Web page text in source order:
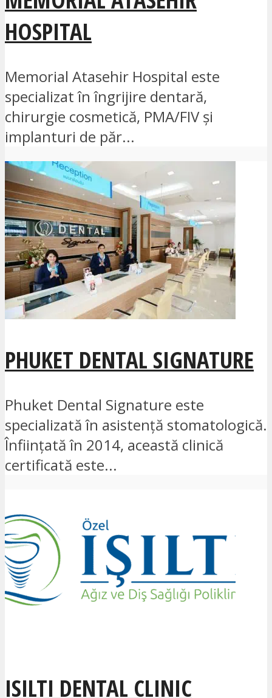
HOSPITAL
Memorial Atasehir Hospital este
specializat în îngrijire dentară,
chirurgie cosmetică, PMA/FIV și
implanturi de păr...
PHUKET DENTAL SIGNATURE
Phuket Dental Signature este
specializată în asistență stomatologică.
Înființată în 2014, această clinică
certificată este...
ISILTI DENTAL CLINIC